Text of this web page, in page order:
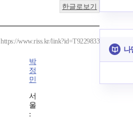
한글로보기
https://www.riss.kr/link?id=T9229833
박
정
민
서
울
:
나